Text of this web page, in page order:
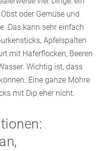
oder Gemüse und
Das kann sehr einfach
Apfelspalten
mit Haferflocken, Beeren
Wichtig ist, dass
Eine ganze Möhre
mit Dip eher nicht.